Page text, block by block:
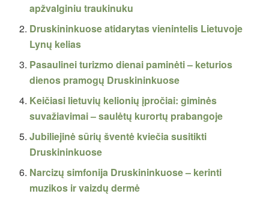
apžvalginiu traukinuku
Druskininkuose atidarytas vienintelis Lietuvoje
Lynų kelias
Pasaulinei turizmo dienai paminėti – keturios
dienos pramogų Druskininkuose
Keičiasi lietuvių kelionių įpročiai: giminės
suvažiavimai – saulėtų kurortų prabangoje
Jubiliejinė sūrių šventė kviečia susitikti
Druskininkuose
Narcizų simfonija Druskininkuose – kerinti
muzikos ir vaizdų dermė